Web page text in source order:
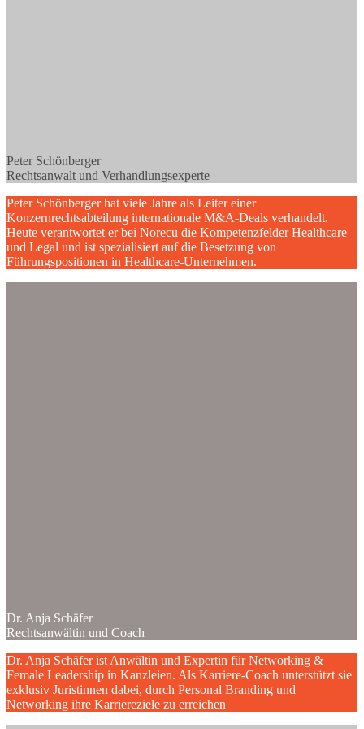
Peter Schönberger
Rechtsanwalt und Verhandlungsexperte
Peter Schönberger hat viele Jahre als Leiter einer
Konzernrechtsabteilung internationale M&A-Deals verhandelt.
Heute verantwortet er bei Norecu die Kompetenzfelder Healthcare
und Legal und ist spezialisiert auf die Besetzung von
Führungspositionen in Healthcare-Unternehmen.
Dr. Anja Schäfer
Rechtsanwältin und Coach
Dr. Anja Schäfer ist Anwältin und Expertin für Networking &
Female Leadership in Kanzleien. Als Karriere-Coach unterstützt sie
exklusiv Juristinnen dabei, durch Personal Branding und
Networking ihre Karriereziele zu erreichen